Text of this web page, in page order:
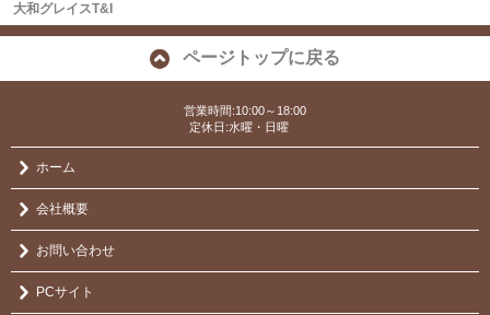
大和グレイスT&I
ページトップに戻る
営業時間:10:00～18:00
定休日:水曜・日曜
ホーム
会社概要
お問い合わせ
PCサイト